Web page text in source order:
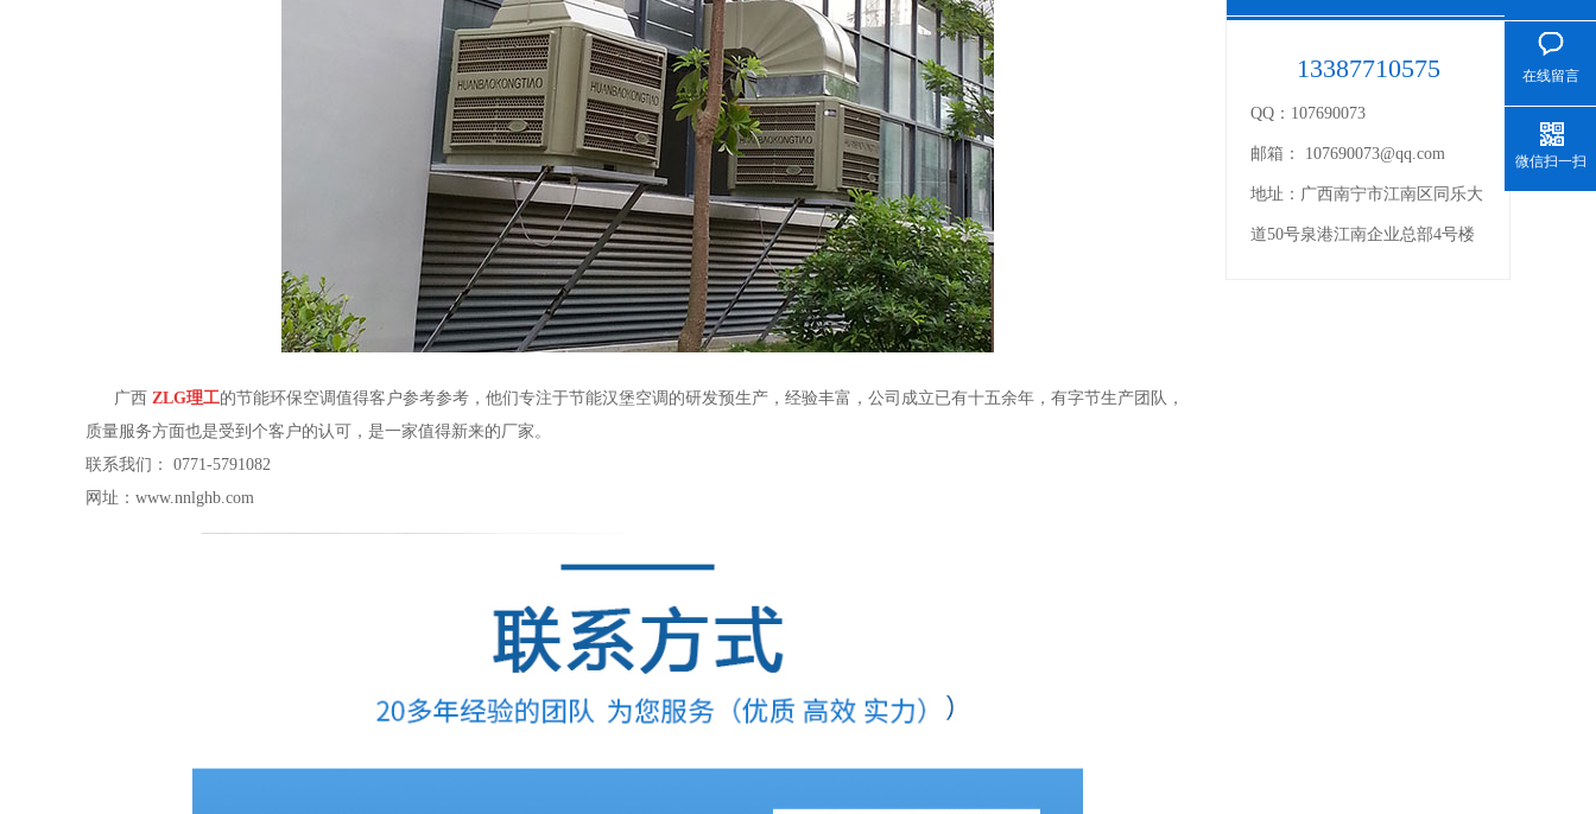
广西 ZLG理工的节能环保空调值得客户参考参考，他们专注于节能汉堡空调的研发预生产，经验丰富，公司成立已有十五余年，有字节生产团队，
质量服务方面也是受到个客户的认可，是一家值得新来的厂家。
联系我们： 0771-5791082
网址：www.nnlghb.com
13387710575
QQ： 107690073
邮箱： 107690073@qq.com
地址： 广西南宁市江南区同乐大
道50号泉港江南企业总部4号楼
在线留言
微信扫一扫